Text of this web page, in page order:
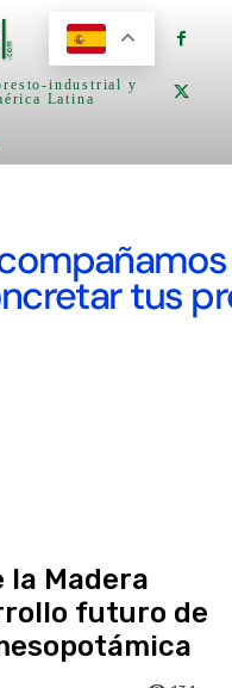
industrial y
Latina
la Madera
futuro de